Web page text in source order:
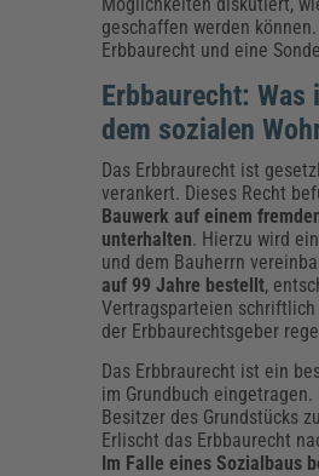
Energie & Umwelt
Führung & Management
Gesundheit & Pflege
Kommunales
Fachpublikationen &
Bauhof
Grünflächen
Verkehrsrecht
Weiterbildungen
Künstliche Intelligenz
Personalwesen
Weiterbildungen
Reisekosten & Finanzen
Zollabwicklung &
Zoll & Export
geschaffen werden
Erbbaurecht und eine
Erbbaurecht:
dem sozialen
Das Erbbraurecht ist
verankert. Dieses Recht
Bauwerk auf einem
unterhalten. Hierzu wird
und dem Bauherrn
auf 99 Jahre bestellt,
Vertragsparteien
der Erbbaurechtsgeber
Das Erbbraurecht ist ein
im Grundbuch
Besitzer des Grundstücks
Erlischt das Erbbaurecht
Im Falle eines Sozialbaus